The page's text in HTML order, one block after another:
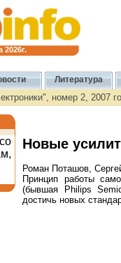
2026г.
Литература
номер 2, 2007
Новые
Роман Поташов,
Принцип работы
(бывшая Philips
достичь новых